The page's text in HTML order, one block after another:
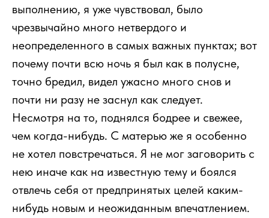
выполнению, я уже чувствовал, было
чрезвычайно много нетвердого и
неопределенного в самых важных пунктах; вот
почему почти всю ночь я был как в полусне,
точно бредил, видел ужасно много снов и
почти ни разу не заснул как следует.
Несмотря на то, поднялся бодрее и свежее,
чем когда-нибудь. С матерью же я особенно
не хотел повстречаться. Я не мог заговорить с
нею иначе как на известную тему и боялся
отвлечь себя от предпринятых целей каким-
нибудь новым и неожиданным впечатлением.